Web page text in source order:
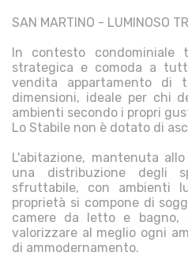
SAN MARTINO - LUMINOSO
In contesto condominiale
strategica e comoda a
vendita appartamento di
dimensioni, ideale per chi
ambienti secondo i propri
Lo Stabile non è dotato di
L'abitazione, mantenuta
una distribuzione degli
sfruttabile, con ambienti
proprietà si compone di
camere da letto e bagno,
valorizzare al meglio ogni
di ammodernamento.